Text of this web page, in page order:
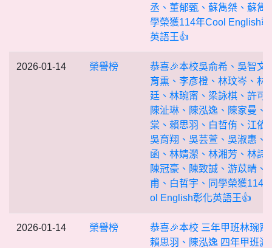
丞、董郁甄、蘇雋桀、蘇雋
學榮獲114年Cool English
英語王👍
2026-01-14 榮譽榜
恭喜🎉本校吳俞希、吳智文
育熏、李彥橙、林玟岑、林
廷、林琬甯、梁詠棋、許可
陳沚琳、陳泓逸、陳家曼、
棠、賴思羽、白哲侑、江依
吳育翔、吳芸萱、吳淑惠、
函、林婧瀠、林湘芳、林詩
陳冠豪、陳致誠、游苡晴、
甫、白哲宇、同學榮獲114
ol English彰化英語王👍
2026-01-14 榮譽榜
恭喜🎉本校 三年甲班林琬甯
賴思羽、陳泓逸 四年甲班游